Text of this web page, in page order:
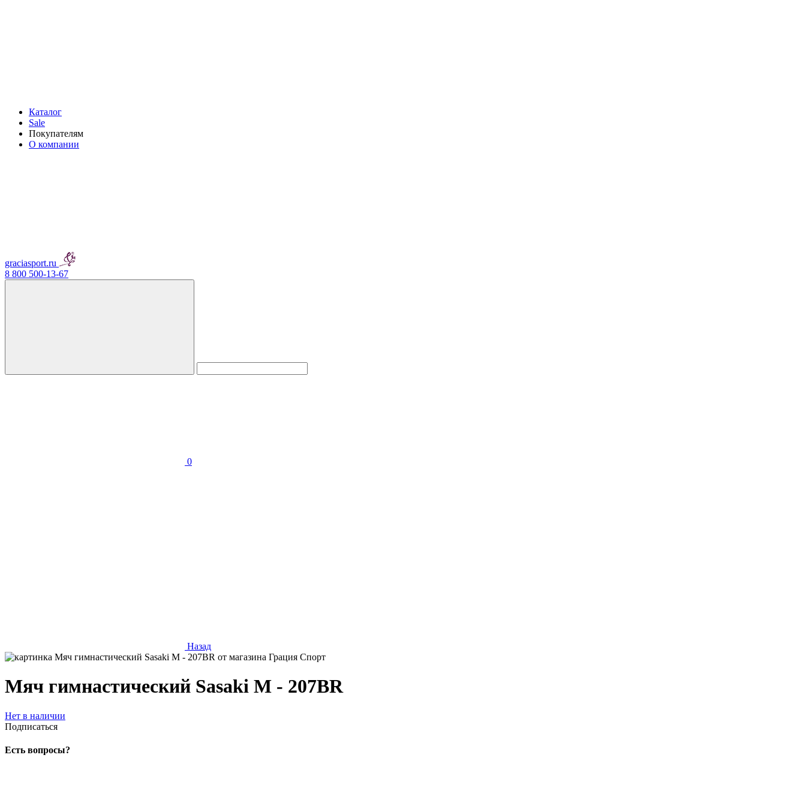
Каталог
Sale
Покупателям
О компании
graciasport.ru
8 800 500-13-67
0
Назад
Мяч гимнастический Sasaki M - 207BR
Нет в наличии
Подписаться
Есть вопросы?